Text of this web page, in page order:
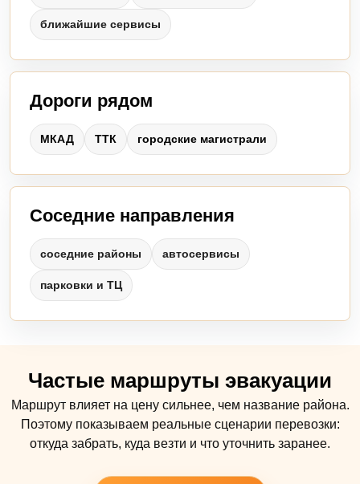
ближайшие сервисы
Дороги рядом
МКАД ТТК городские магистрали
Соседние направления
соседние районы автосервисы
парковки и ТЦ
Частые маршруты эвакуации
Маршрут влияет на цену сильнее, чем название района.
Поэтому показываем реальные сценарии перевозки:
откуда забрать, куда везти и что уточнить заранее.